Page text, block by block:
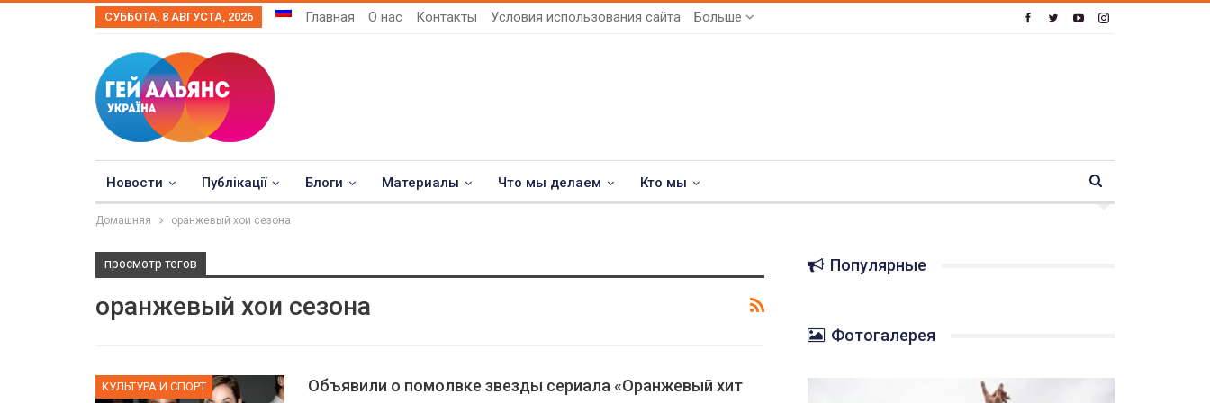
СУББОТА, 8 АВГУСТА, 2026 Главная О нас Контакты Условия использования сайта Больше
Новости Публікації Блоги Материалы Что мы делаем Кто мы
Домашняя оранжевый хои сезона
просмотр тегов
оранжевый хои сезона
КУЛЬТУРА И СПОРТ
Объявили о помолвке звезды сериала «Оранжевый хит
Популярные
Фотогалерея